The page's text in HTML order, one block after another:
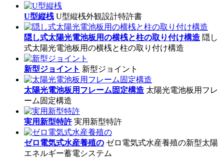
U型縦桟 U型縦桟外観設計特許書
隠し式太陽光電池板用の横桟と柱の取り付け構造 隠し
式太陽光電池板用の横桟と柱の取り付け構造
新型ジョイント 新型ジョイント
太陽光電池板用フレーム固定構造 太陽光電池板用フレ
ーム固定構造
実用新型特許 実用新型特許
ゼロ電気式水産養殖の ゼロ電気式水産養殖の新型太陽
エネルギー蓄電システム